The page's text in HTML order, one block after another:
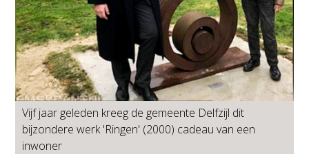
Vijf jaar geleden kreeg de gemeente Delfzijl dit
bijzondere werk 'Ringen' (2000) cadeau van een
inwoner